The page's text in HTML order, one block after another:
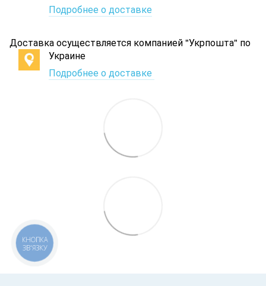
Подробнее о доставке
Доставка осуществляется компанией "Укрпошта" по
Украине
Подробнее о доставке
КНОПКА
ЗВ'ЯЗКУ